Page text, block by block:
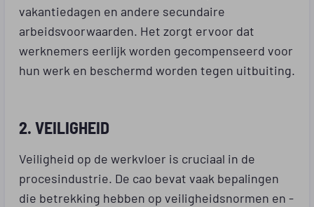
vakantiedagen en andere secundaire
arbeidsvoorwaarden. Het zorgt ervoor dat
werknemers eerlijk worden gecompenseerd voor
hun werk en beschermd worden tegen uitbuiting.
2. VEILIGHEID
Veiligheid op de werkvloer is cruciaal in de
procesindustrie. De cao bevat vaak bepalingen
die betrekking hebben op veiligheidsnormen en -